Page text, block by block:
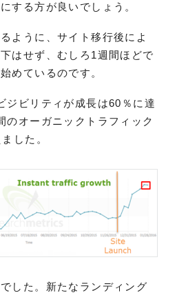
する方が良いでしょう。
ように、サイト移行後によ
はせず、むしろ1週間ほどで
めているのです。
ジビリティが成長は60％に達
のオーガニックトラフィック
した。
した。新たなランディング